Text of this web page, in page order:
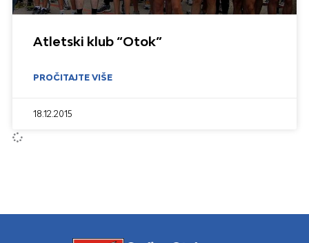
Atletski klub “Otok”
PROČITAJTE VIŠE
18.12.2015